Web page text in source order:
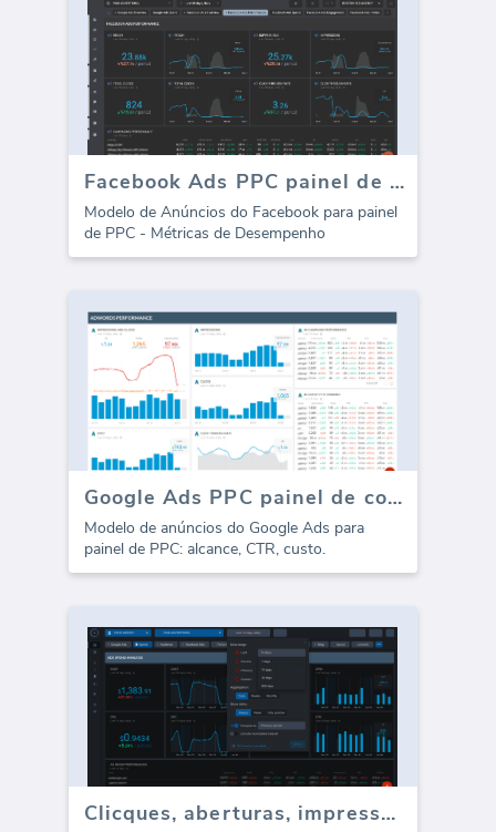
Facebook Ads PPC painel de controle - Desempenho
Modelo de Anúncios do Facebook para painel
de PPC - Métricas de Desempenho
Google Ads PPC painel de controle (dashboard)
Modelo de anúncios do Google Ads para
painel de PPC: alcance, CTR, custo.
Clicques, aberturas, impressões de anúncios do LinkedIn